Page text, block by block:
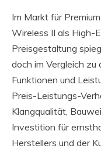
Im Markt für
Wireless II als High-
Preisgestaltung
doch im Vergleich zu
Funktionen und
Preis-Leistungs-
Klangqualität,
Investition für
Herstellers und der